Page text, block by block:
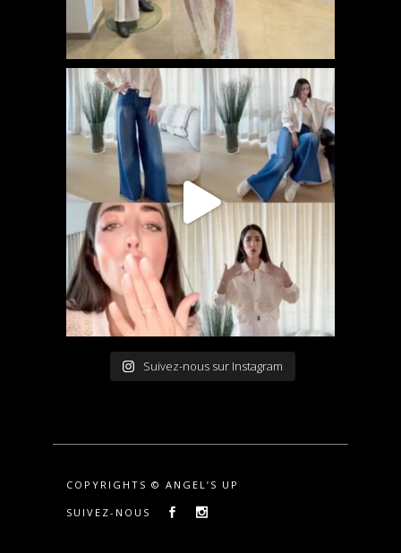
Suivez-nous sur Instagram
COPYRIGHTS © ANGEL’S UP
SUIVEZ-NOUS